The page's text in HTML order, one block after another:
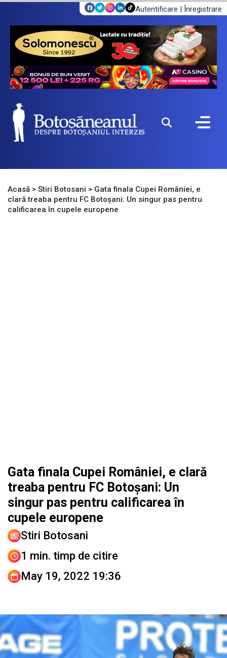
Autentificare | Înregistrare
Acasă > Stiri Botosani > Gata finala Cupei României, e
clară treaba pentru FC Botoșani: Un singur pas pentru
calificarea în cupele europene
Gata finala Cupei României, e clară
treaba pentru FC Botoșani: Un
singur pas pentru calificarea în
cupele europene
Stiri Botosani
1 min. timp de citire
May 19, 2022 19:36